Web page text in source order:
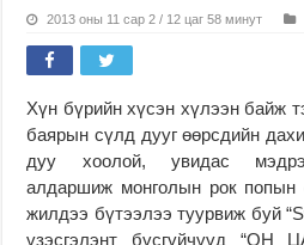
2013 оны 11 сар 2 / 12 цаг 58 минут
Хүн бүрийн хүсэн хүлээн байж
баярын сүлд дууг өөрсдийн
дуу хоолой, увидас
алдаршиж монголын рок попын
жилдээ бүтээлээ туурвиж буй
үзэсгэлэнт бүсгүйчүүд